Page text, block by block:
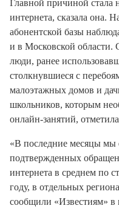
Главной причиной стала
интернета, сказала она.
абонентской базы
и в Московской
люди, ранее
столкнувшиеся с
малоэтажных домов и
школьников, которым
онлайн-занятий,
«В последние месяцы мы
подтвержденных
интернета в среднем по
году, в отдельных
сообщили «Известиям» в